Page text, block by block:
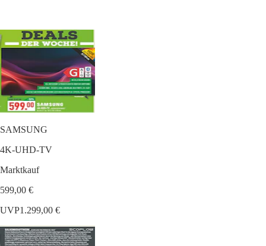
SAMSUNG
4K-UHD-TV
Marktkauf
599,00 €
UVP1.299,00 €